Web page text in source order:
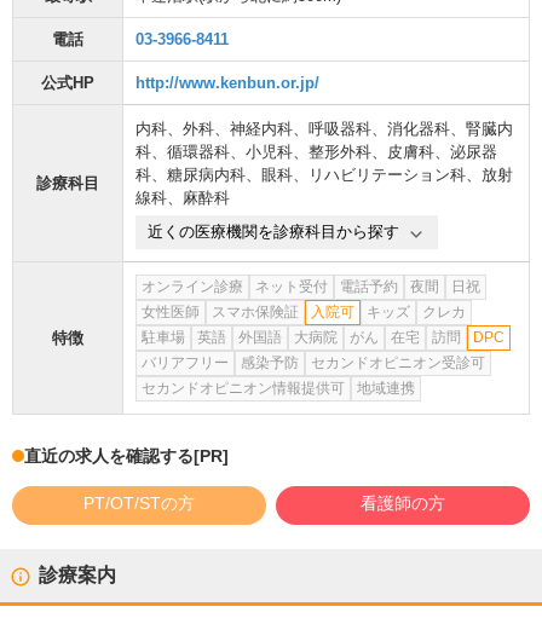
電話 03-3966-8411
公式HP http://www.kenbun.or.jp/
診療科目
内科、 外科、 神経内科、 呼吸器科、 消化器科、 腎臓内
科、 循環器科、 小児科、 整形外科、 皮膚科、 泌尿器
科、 糖尿病内科、 眼科、 リハビリテーション科、 放射
線科、 麻酔科
近くの医療機関を診療科目から探す
特徴
オンライン診療 ネット受付 電話予約 夜間
日祝
女性医師
スマホ保険証 入院可 キッズ
クレカ
駐車場
英語 外国語 大病院 がん 在宅 訪問
DPC
バリアフリー
感染予防
セカンドオピニオン受診可
セカンドオピニオン情報提供可
地域連携
直近の求人を確認する[PR]
PT/OT/STの方 看護師の方
診療案内